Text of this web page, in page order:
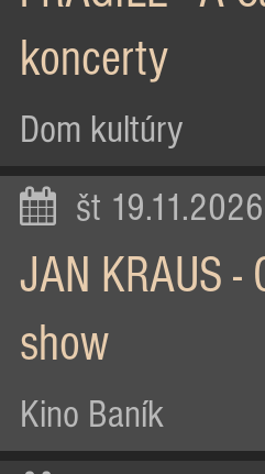
koncerty
Dom kultúry
št 19.11.2026
JAN KRAUS -
show
Kino Baník